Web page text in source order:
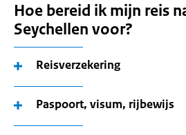
Hoe bereid ik mijn reis
Seychellen voor?
Reisverzekering
Paspoort, visum, rijbewijs